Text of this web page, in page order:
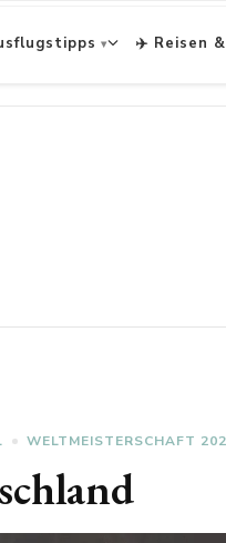
✈️ Reisen
WELTMEISTERSCHAFT